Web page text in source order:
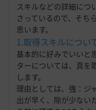
スキルなどの詳細につ
さっているので、そち
思います。
1.取得スキルについ
基本的に好みでいいと
ターについては、真を
します。
理由としては、強：ジ
出が早く、隙が少ない